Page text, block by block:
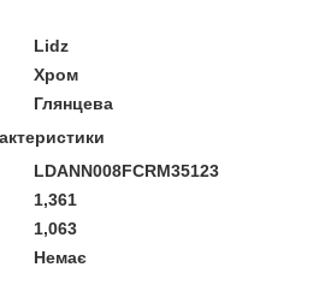
Lidz
Хром
Глянцева
LDANN008FCRM35123
1,361
1,063
Немає